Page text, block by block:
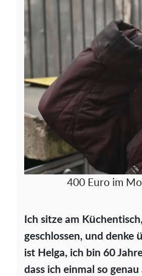
400 Euro im
Ich sitze am
geschlossen, und denke
ist Helga, ich bin 60
dass ich einmal so